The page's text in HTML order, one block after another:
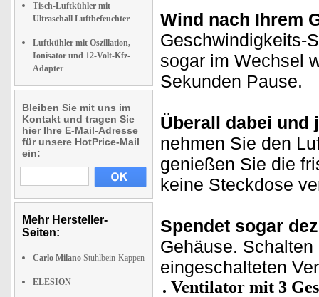
Tisch-Luftkühler mit
Ultraschall Luftbefeuchter
Luftkühler mit Oszillation,
Ionisator und 12-Volt-Kfz-
Adapter
Bleiben Sie mit uns im
Kontakt und tragen Sie
hier Ihre E-Mail-Adresse
für unsere HotPrice-Mail
ein:
Mehr Hersteller-
Seiten:
Carlo Milano Stuhlbein-Kappen
ELESION
Wind nach Ihrem
Geschwindigkeits-
sogar im Wechsel
Sekunden Pause.
Überall dabei und
nehmen Sie den
genießen Sie die
keine Steckdose
Spendet sogar
Gehäuse.
eingeschalteten
Ventilator mit 3